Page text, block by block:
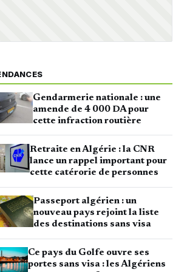
Gendarmerie nationale : une
amende de 4 000 DA pour
cette infraction routière
Retraite en Algérie : la CNR
lance un rappel important pour
cette catérorie de personnes
Passeport algérien : un
nouveau pays rejoint la liste
des destinations sans visa
Ce pays du Golfe ouvre ses
portes sans visa : les Algériens